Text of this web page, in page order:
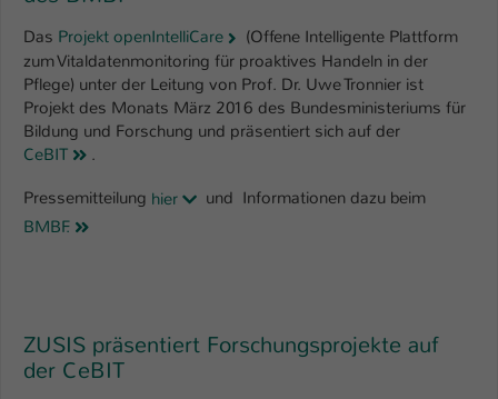
Das Projekt openIntelliCare
(Offene Intelligente Plattform
zum Vitaldatenmonitoring für proaktives Handeln in der
Pflege) unter der Leitung von Prof. Dr. Uwe Tronnier ist
Projekt des Monats März 2016 des Bundesministeriums für
Bildung und Forschung und präsentiert sich auf der
CeBIT
.
Pressemitteilung hier
und Informationen dazu beim
BMBF.
ZUSIS präsentiert Forschungsprojekte auf
der CeBIT